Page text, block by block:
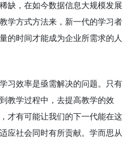
缺，在如今数据信息大规模发展
学方式方法来，新一代的学习者
的时间才能成为企业所需求的人
习效率是亟需解决的问题。只有
教学过程中，去提高教学的效
才有可能让我们的下一代能在这
应社会同时有所贡献。学而思从